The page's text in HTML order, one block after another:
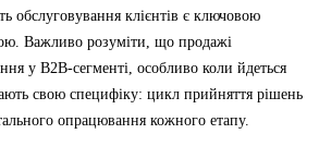
обслуговування клієнтів є ключовою
Важливо розуміти, що продажі
у B2B-сегменті, особливо коли йдеться
свою специфіку: цикл прийняття рішень
опрацювання кожного етапу.